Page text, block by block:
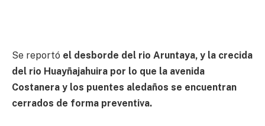
Se reportó el desborde del rio Aruntaya, y la crecida
del rio Huayñajahuira por lo que la avenida
Costanera y los puentes aledaños se encuentran
cerrados de forma preventiva.